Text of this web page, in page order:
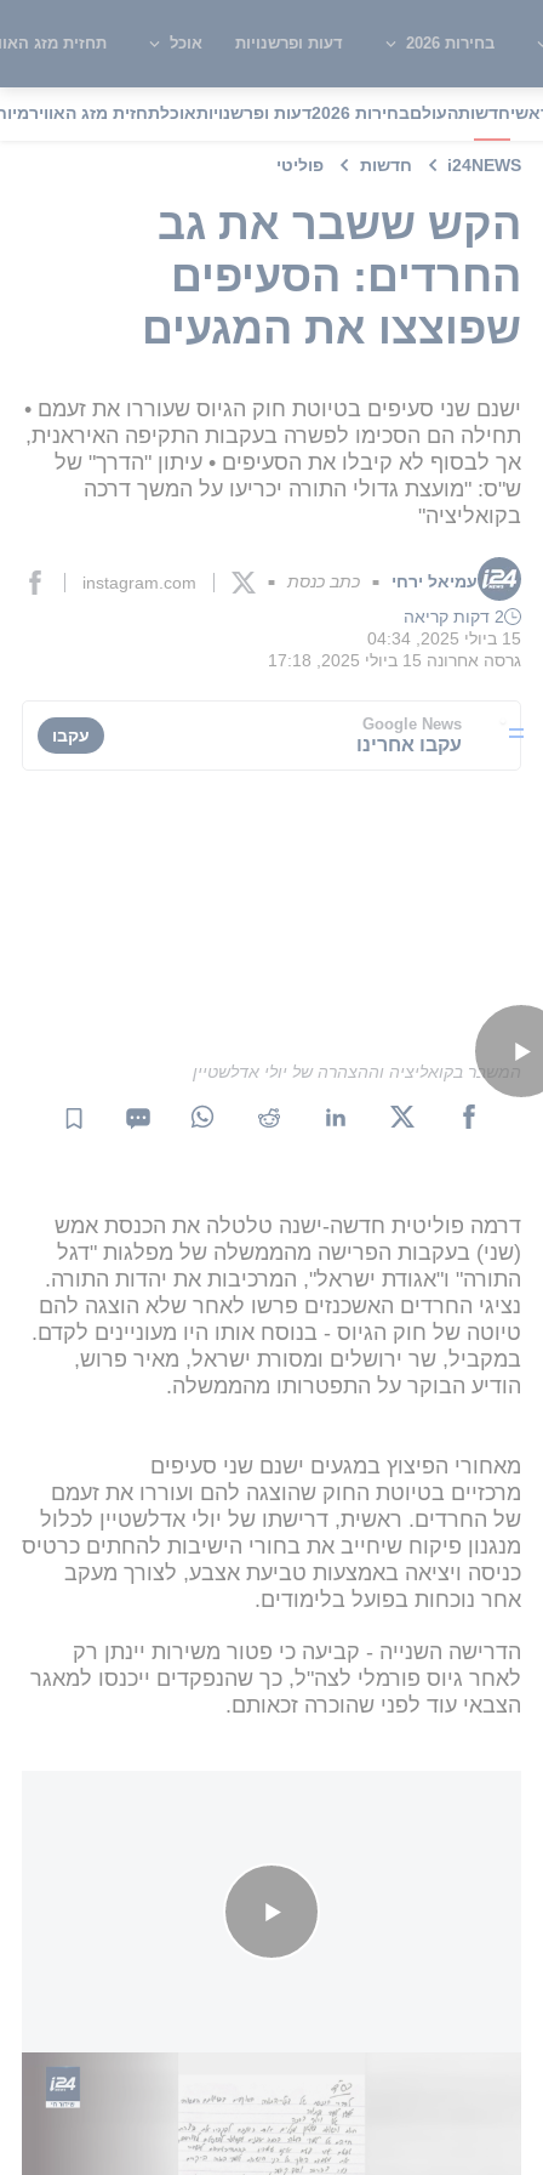
בחירות 2026 דעות ופרשנויות אוכל תחזית מזג
חדשותהעולםבחירות 2026 דעות ופרשנויותאוכלתחזית מזג האוויר
i24NEWS חדשות פוליטי
הקש ששבר את גב
החרדים: הסעיפים
שפוצצו את המגעים
ישנם שני סעיפים בטיוטת חוק הגיוס שעוררו את זעמם •
תחילה הם הסכימו לפשרה בעקבות התקיפה האיראנית,
אך לבסוף לא קיבלו את הסעיפים • עיתון "הדרך" של
ש"ס: "מועצת גדולי התורה יכריעו על המשך דרכה
בקואליציה"
עמיאל ירחי ■ כתב כנסת ■
instagram.com
2 דקות קריאה
15 ביולי 2025, 04:34
גרסה אחרונה 15 ביולי 2025, 17:18
Google News
עקבו אחרינו עקבו
המשבר בקואליציה וההצהרה של יולי אדלשטיין
דרמה פוליטית חדשה-ישנה טלטלה את הכנסת אמש
(שני) בעקבות הפרישה מהממשלה של מפלגות "דגל
התורה" ו"אגודת ישראל", המרכיבות את יהדות התורה.
נציגי החרדים האשכנזים פרשו לאחר שלא הוצגה להם
טיוטה של חוק הגיוס - בנוסח אותו היו מעוניינים לקדם.
במקביל, שר ירושלים ומסורת ישראל, מאיר פרוש,
הודיע הבוקר על התפטרותו מהממשלה.
מאחורי הפיצוץ במגעים ישנם שני סעיפים
מרכזיים בטיוטת החוק שהוצגה להם ועוררו את זעמם
של החרדים. ראשית, דרישתו של יולי אדלשטיין לכלול
מנגנון פיקוח שיחייב את בחורי הישיבות להחתים כרטיס
כניסה ויציאה באמצעות טביעת אצבע, לצורך מעקב
אחר נוכחות בפועל בלימודים.
הדרישה השנייה - קביעה כי פטור משירות יינתן רק
לאחר גיוס פורמלי לצה"ל, כך שהנפקדים ייכנסו למאגר
הצבאי עוד לפני שהוכרה זכאותם.
i24NEWS
החרדים, שבתחילה הסכימו לפשרה בעקבות התקיפה
האיראנית, לא קיבלו את הסעיפים הללו -